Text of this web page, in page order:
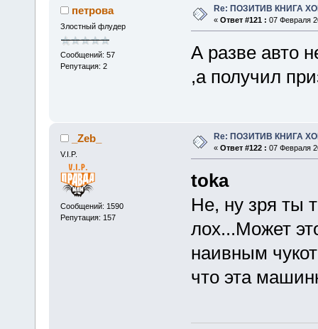
петрова
Злостный флудер
Сообщений: 57
Репутация: 2
Re: ПОЗИТИВ КНИГА
« Ответ #121 : 07 Февраля
А разве авто
,а получил
_Zeb_
V.I.P.
Сообщений: 1590
Репутация: 157
Re: ПОЗИТИВ КНИГА
« Ответ #122 : 07 Февраля
toka
Не, ну зря ты
лох...Может
наивным
что эта